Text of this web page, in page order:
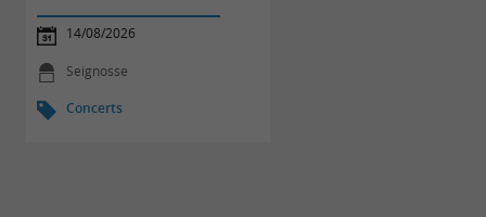
14/08/2026
Seignosse
Concerts